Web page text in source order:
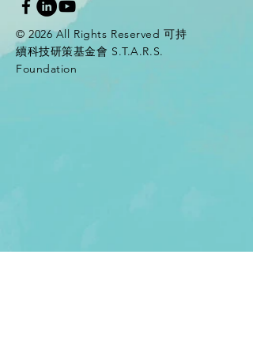
© 2026 All Rights Reserved 可持
續科技研策基金會 S.T.A.R.S.
Foundation